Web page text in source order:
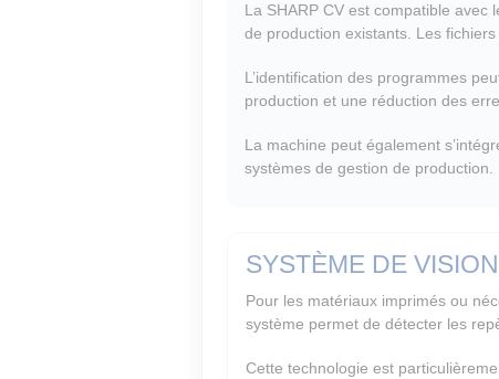
La SHARP CV est compatible
de production existants. Les
L’identification des programmes
production et une réduction des
La machine peut également
systèmes de gestion de production.
SYSTÈME DE
Pour les matériaux imprimés ou
système permet de détecter les
Cette technologie est